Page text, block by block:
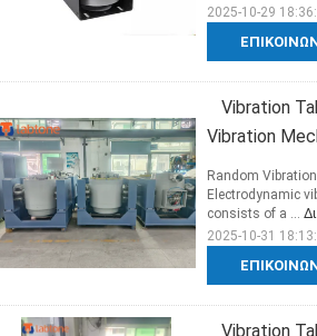
2025-10-29
Vibration
Vibration
Random
Electrodynamic
consists of a ...
2025-10-31
Vibration